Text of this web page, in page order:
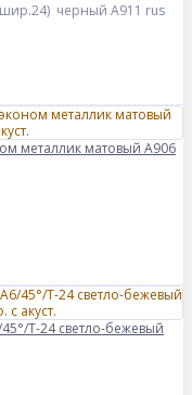
шир.24) черный А911 rus
металлик матовый А906
Т-24 светло-бежевый